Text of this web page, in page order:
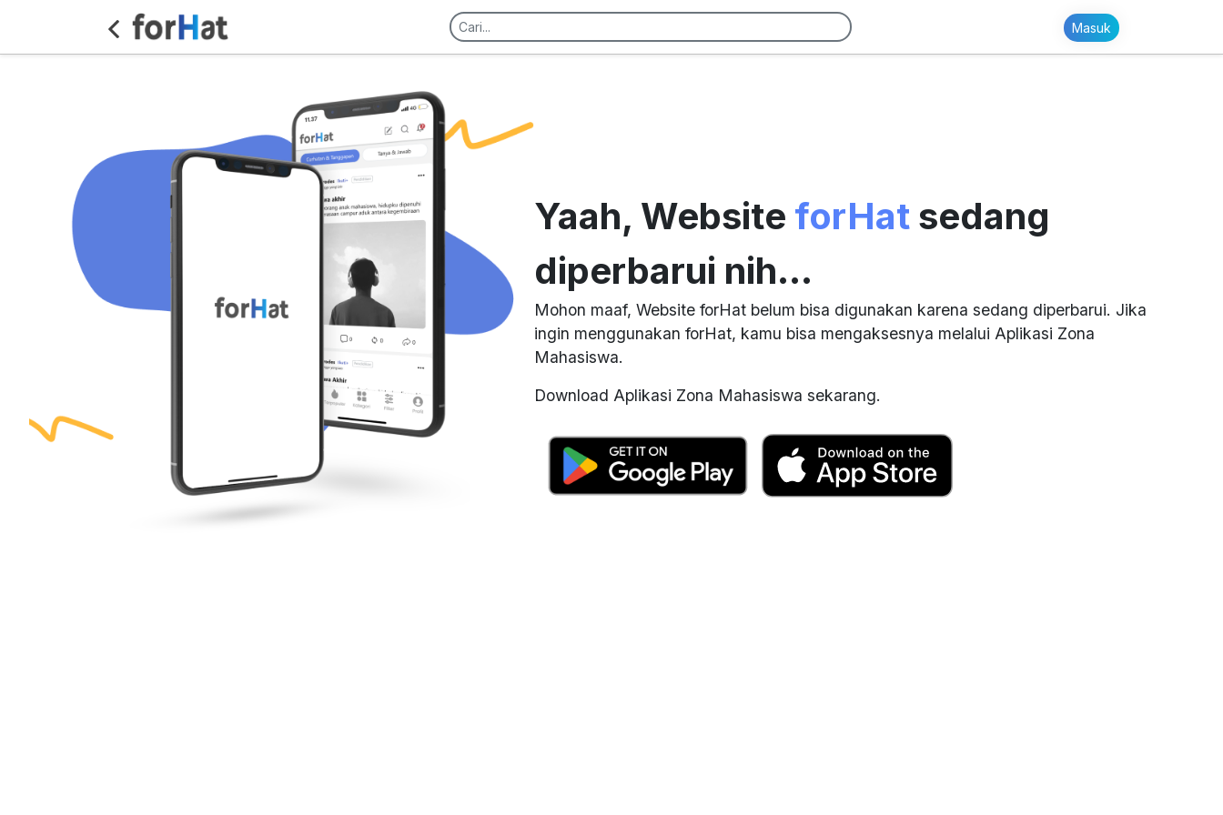
Masuk
Yaah, Website forHatsedang
diperbarui nih...
Mohon maaf, Website forHat belum bisa digunakan karena sedang diperbarui. Jika
ingin menggunakan forHat, kamu bisa mengaksesnya melalui Aplikasi Zona
Mahasiswa.
Download Aplikasi Zona Mahasiswa sekarang.